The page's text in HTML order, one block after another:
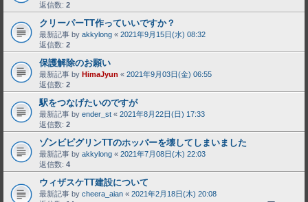
返信数: 2
クリーパーTT作っていいですか？
最新記事 by akkylong « 2021年9月15日(水) 08:32
返信数: 2
保護解除のお願い
最新記事 by HimaJyun « 2021年9月03日(金) 06:55
返信数: 2
駅をつなげたいのですが
最新記事 by ender_st « 2021年8月22日(日) 17:33
返信数: 2
ゾンビピグリンTTのホッパーを壊してしまいました
最新記事 by akkylong « 2021年7月08日(木) 22:03
返信数: 4
ウィザスケTT建設について
最新記事 by cheera_aian « 2021年2月18日(木) 20:08